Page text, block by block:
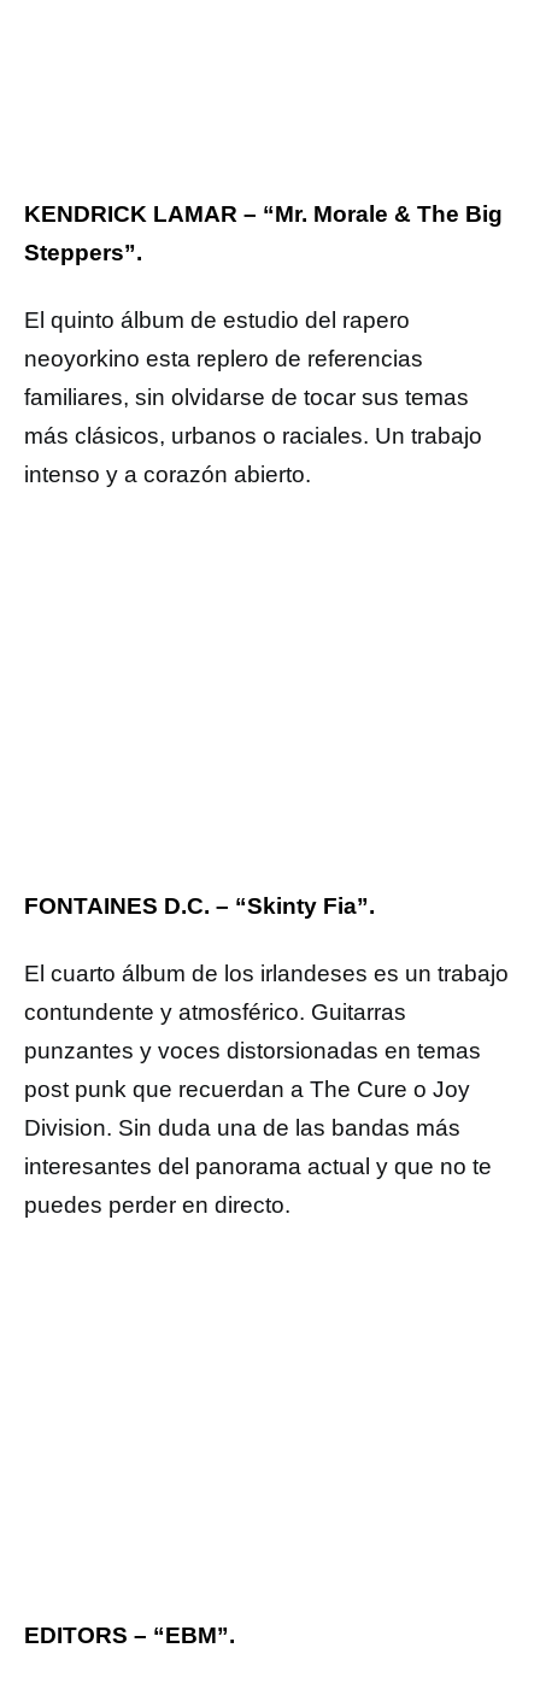
KENDRICK LAMAR – “Mr. Morale & The Big
Steppers”.
El quinto álbum de estudio del rapero
neoyorkino esta replero de referencias
familiares, sin olvidarse de tocar sus temas
más clásicos, urbanos o raciales. Un trabajo
intenso y a corazón abierto.
FONTAINES D.C. – “Skinty Fia”.
El cuarto álbum de los irlandeses es un trabajo
contundente y atmosférico. Guitarras
punzantes y voces distorsionadas en temas
post punk que recuerdan a The Cure o Joy
Division. Sin duda una de las bandas más
interesantes del panorama actual y que no te
puedes perder en directo.
EDITORS – “EBM”.